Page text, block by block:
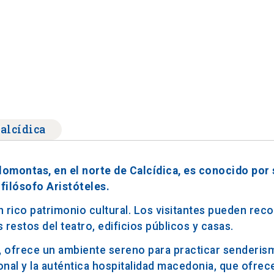
en el norte de Calcídica, es conocido por
filósofo Aristóteles.
rico patrimonio cultural. Los visitantes pueden
restos del teatro, edificios públicos y casas.
ofrece un ambiente sereno para practicar
y la auténtica hospitalidad macedonia, que